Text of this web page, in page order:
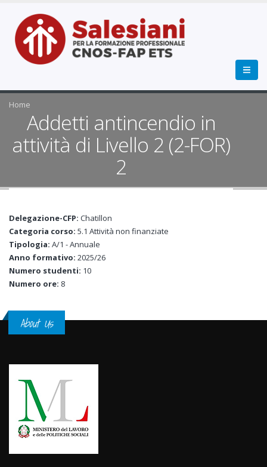
Home
Addetti antincendio in
attività di Livello 2 (2-FOR)
2
Delegazione-CFP: Chatillon
Categoria corso: 5.1 Attività non finanziate
Tipologia: A/1 - Annuale
Anno formativo: 2025/26
Numero studenti: 10
Numero ore: 8
About Us